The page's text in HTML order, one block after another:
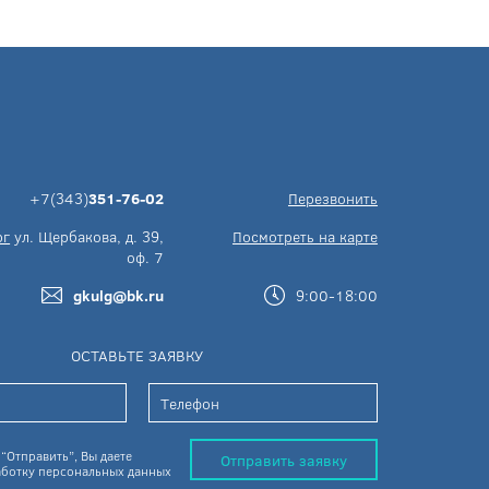
+7(343)351-76-02
Перезвонить
ул. Щербакова, д. 39,
оф. 7
Посмотреть на карте
gkulg@bk.ru 9:00-18:00
ОСТАВЬТЕ ЗАЯВКУ
Вы даете
персональных данных
Отправить заявку